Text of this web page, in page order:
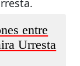
entre
Urresta